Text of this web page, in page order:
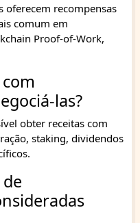
oferecem recompensas
comum em
Proof-of-Work,
las?
obter receitas com
staking, dividendos